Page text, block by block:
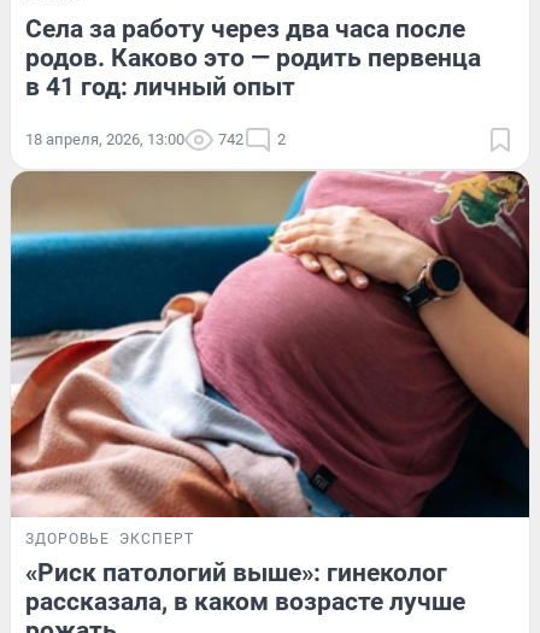
Села за работу через два часа после
родов. Каково это — родить первенца
в 41 год: личный опыт
18 апреля, 2026, 13:00 742 2
ЗДОРОВЬЕ ЭКСПЕРТ
«Риск патологий выше»: гинеколог
рассказала, в каком возрасте лучше